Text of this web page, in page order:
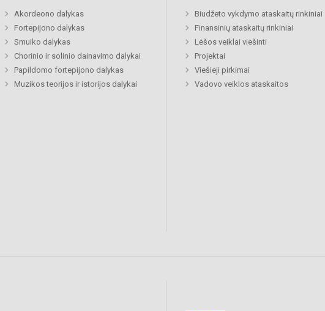
Akordeono dalykas
Fortepijono dalykas
Smuiko dalykas
Chorinio ir solinio dainavimo dalykai
Papildomo fortepijono dalykas
Muzikos teorijos ir istorijos dalykai
Biudžeto vykdymo ataskaitų rinkiniai
Finansinių ataskaitų rinkiniai
Lėšos veiklai viešinti
Projektai
Viešieji pirkimai
Vadovo veiklos ataskaitos